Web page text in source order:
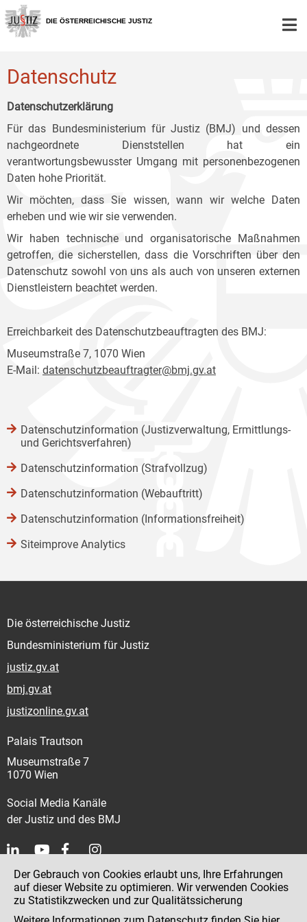
Zur
Hauptnavigation
[1]
Zum
Inhalt
[2]
Zum
Untermenü
[3]
DIE ÖSTERREICHISCHE JUSTIZ
Datenschutz
Datenschutzerklärung
Für das Bundesministerium für Justiz (BMJ) und dessen
nachgeordnete Dienststellen hat ein
verantwortungsbewusster Umgang mit personenbezogenen
Daten hohe Priorität.
Wir möchten, dass Sie wissen, wann wir welche Daten
erheben und wie wir sie verwenden.
Wir haben technische und organisatorische Maßnahmen
getroffen, die sicherstellen, dass die Vorschriften über den
Datenschutz sowohl von uns als auch von unseren externen
Dienstleistern beachtet werden.
Erreichbarkeit des Datenschutzbeauftragten des BMJ:
Museumstraße 7, 1070 Wien
E-Mail: datenschutzbeauftragter@bmj.gv.at
Datenschutzinformation (Justizverwaltung, Ermittlungs-
und Gerichtsverfahren)
Datenschutzinformation (Strafvollzug)
Datenschutzinformation (Webauftritt)
Datenschutzinformation (Informationsfreiheit)
Siteimprove Analytics
Die österreichische Justiz
Bundesministerium für Justiz
justiz.gv.at
bmj.gv.at
justizonline.gv.at
Palais Trautson
Museumstraße 7
1070 Wien
Social Media Kanäle
der Justiz und des BMJ
Kontakt
Impressum
Der Gebrauch von Cookies erlaubt uns, Ihre Erfahrungen
auf dieser Website zu optimieren. Wir verwenden Cookies
zu Statistikzwecken und zur Qualitätssicherung